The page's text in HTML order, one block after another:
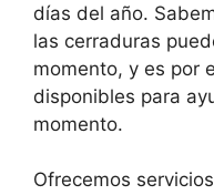
días del año.
las cerraduras
momento, y es por
disponibles para
momento.
Ofrecemos